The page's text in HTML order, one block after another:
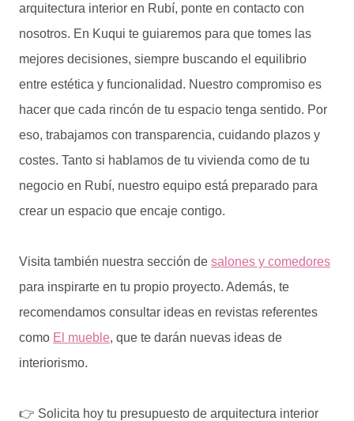
arquitectura interior en Rubí, ponte en contacto con
nosotros. En Kuqui te guiaremos para que tomes las
mejores decisiones, siempre buscando el equilibrio
entre estética y funcionalidad. Nuestro compromiso es
hacer que cada rincón de tu espacio tenga sentido. Por
eso, trabajamos con transparencia, cuidando plazos y
costes. Tanto si hablamos de tu vivienda como de tu
negocio en Rubí, nuestro equipo está preparado para
crear un espacio que encaje contigo.
Visita también nuestra sección de salones y comedores
para inspirarte en tu propio proyecto. Además, te
recomendamos consultar ideas en revistas referentes
como El mueble, que te darán nuevas ideas de
interiorismo.
👉 Solicita hoy tu presupuesto de arquitectura interior